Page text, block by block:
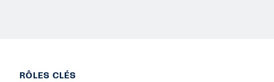
RÔLES CLÉS